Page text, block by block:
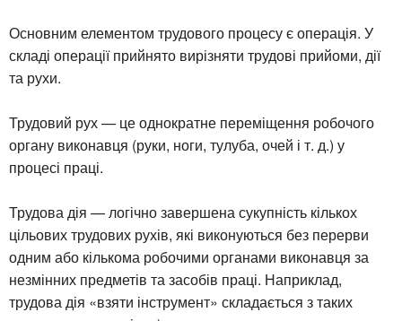
Основним елементом трудового процесу є операція. У
складі операції прийнято вирізняти трудові прийоми, дії
та рухи.
Трудовий рух — це однократне переміщення робочого
органу виконавця (руки, ноги, тулуба, очей і т. д.) у
процесі праці.
Трудова дія — логічно завершена сукупність кількох
цільових трудових рухів, які виконуються без перерви
одним або кількома робочими органами виконавця за
незмінних предметів та засобів праці. Наприклад,
трудова дія «взяти інструмент» складається з таких